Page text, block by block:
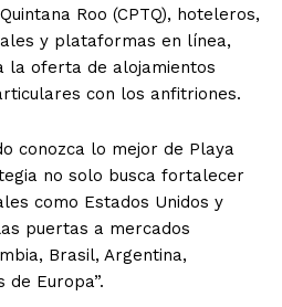
Roo (CPTQ), hoteleros,
y plataformas en línea,
la oferta de alojamientos
con los anfitriones.
conozca lo mejor de Playa
no solo busca fortalecer
como Estados Unidos y
puertas a mercados
Brasil, Argentina,
Europa”.